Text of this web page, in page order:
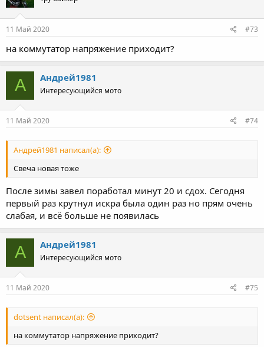
11 Май 2020 #73
на коммутатор напряжение приходит?
А Андрей1981
Интересующийся мото
11 Май 2020 #74
Андрей1981 написал(а):
Свеча новая тоже
После зимы завел поработал минут 20 и сдох. Сегодня
первый раз крутнул искра была один раз но прям очень
слабая, и всё больше не появилась
А Андрей1981
Интересующийся мото
11 Май 2020 #75
dotsent написал(а):
на коммутатор напряжение приходит?